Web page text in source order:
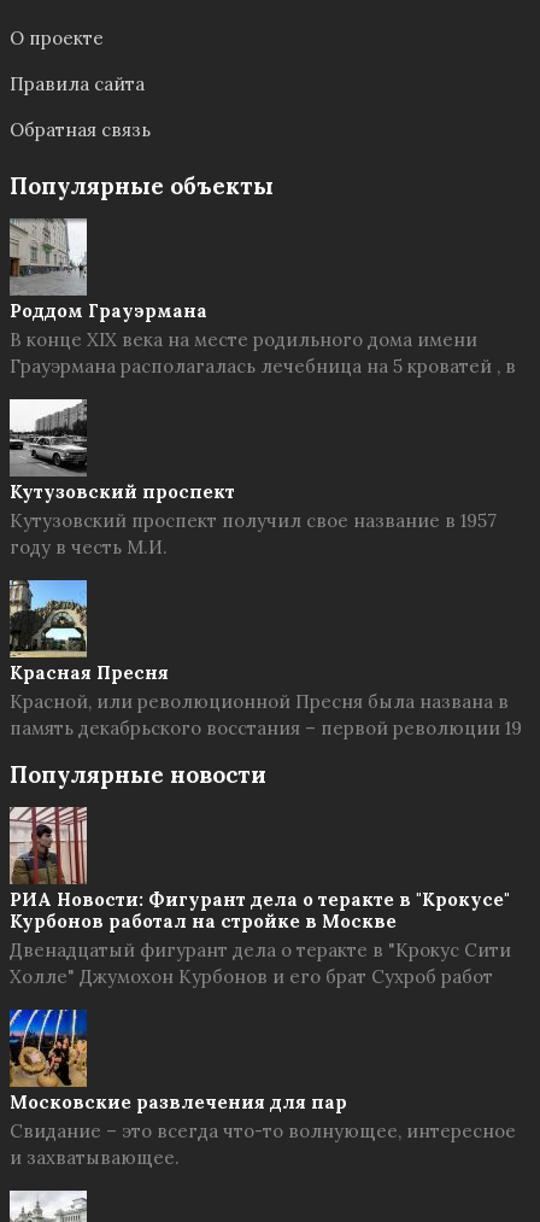
О проекте
Правила сайта
Обратная связь
Популярные объекты
Роддом Грауэрмана
В конце XIX века на месте родильного дома имени
Грауэрмана располагалась лечебница на 5 кроватей , в
Кутузовский проспект
Кутузовский проспект получил свое название в 1957
году в честь М.И.
Красная Пресня
Красной, или революционной Пресня была названа в
память декабрьского восстания – первой революции 19
Популярные новости
РИА Новости: Фигурант дела о теракте в "Крокусе"
Курбонов работал на стройке в Москве
Двенадцатый фигурант дела о теракте в "Крокус Сити
Холле" Джумохон Курбонов и его брат Сухроб работ
Московские развлечения для пар
Свидание – это всегда что-то волнующее, интересное
и захватывающее.